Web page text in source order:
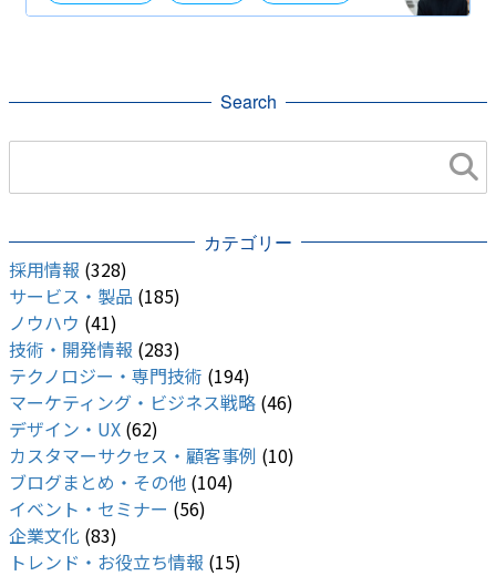
Search
カテゴリー
採用情報 (328)
サービス・製品 (185)
ノウハウ (41)
技術・開発情報 (283)
テクノロジー・専門技術 (194)
マーケティング・ビジネス戦略 (46)
デザイン・UX (62)
カスタマーサクセス・顧客事例 (10)
ブログまとめ・その他 (104)
イベント・セミナー (56)
企業文化 (83)
トレンド・お役立ち情報 (15)